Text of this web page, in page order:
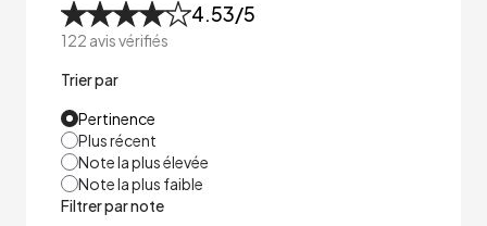
4.53/5
122 avis vérifiés
Trier par
Pertinence
Plus récent
Note la plus élevée
Note la plus faible
Filtrer par note